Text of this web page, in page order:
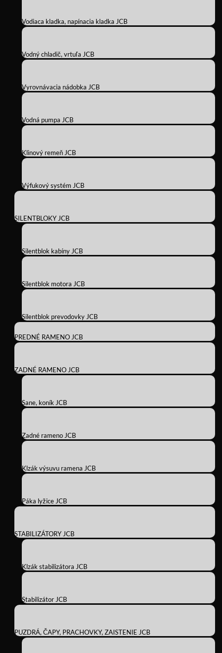
Vodiaca kladka, napínacia kladka JCB
Vodný chladič, vrtuľa JCB
Vyrovnávacia nádobka JCB
Vodná pumpa JCB
Klinový remeň JCB
Výfukový systém JCB
SILENTBLOKY JCB
Silentblok kabíny JCB
Silentblok motora JCB
Silentblok prevodovky JCB
PREDNÉ RAMENO JCB
ZADNÉ RAMENO JCB
Sane, koník JCB
Zadné rameno JCB
Klzák výsuvu ramena JCB
Páka lyžice JCB
STABILIZÁTORY JCB
Klzák stabilizátora JCB
Stabilizátor JCB
PUZDRÁ, ČAPY, PRACHOVKY, ZAISTENIE JCB